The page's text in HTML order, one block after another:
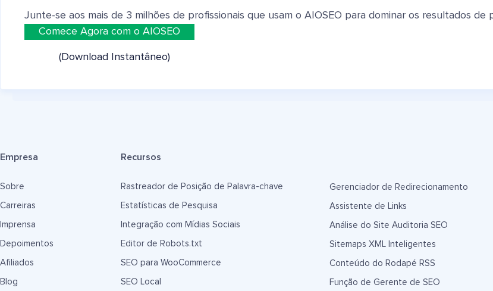
Junte-se aos mais de 3 milhões de profissionais que usam o AIOSEO para dominar os resultados de
Comece Agora com o AIOSEO
(Download Instantâneo)
Empresa
Sobre
Carreiras
Imprensa
Depoimentos
Afiliados
Blog
Recursos
Rastreador de Posição de Palavra-chave
Estatísticas de Pesquisa
Integração com Mídias Sociais
Editor de Robots.txt
SEO para WooCommerce
SEO Local
Gerenciador de Redirecionamento
Assistente de Links
Análise do Site Auditoria SEO
Sitemaps XML Inteligentes
Conteúdo do Rodapé RSS
Função de Gerente de SEO